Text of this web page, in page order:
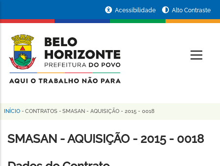
conteúdo
principal
da
Prefeitura
de
Horizonte
Acessibilidade Alto Contraste
Trilha
de
INÍCIO - CONTRATOS - SMASAN - AQUISIÇÃO - 2015 - 0018
SMASAN - AQUISIÇÃO - 2015 - 0018